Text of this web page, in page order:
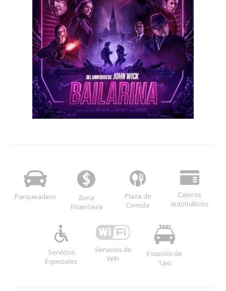
Parqueadero
Zona
Financiera
Plaza de
Comida
Cajeros
automáticos
Servicios
Especiales
Servicios de
WiFi
Estación de
Taxi